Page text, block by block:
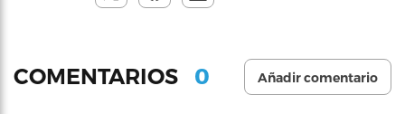
COMENTARIOS 0 Añadir comentario